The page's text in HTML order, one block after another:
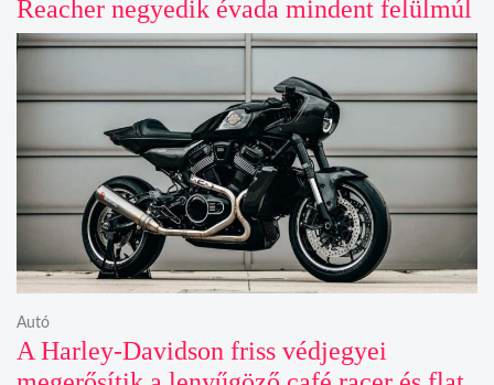
Reacher negyedik évada mindent felülmúl
A Harley-Davidson friss védjegyei
Autó